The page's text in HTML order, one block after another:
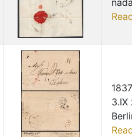
3.IX